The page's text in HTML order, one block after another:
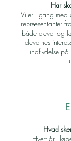
Har
Vi er i gang med
repræsentanter
både elever og
elevernes
indflydelse på
Hvad
Hvert år i